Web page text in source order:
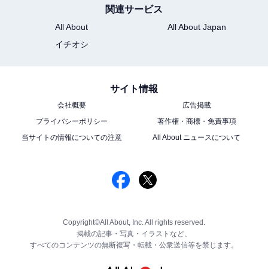
関連サービス
All About
All About Japan
イチオシ
サイト情報
会社概要
広告掲載
プライバシーポリシー
著作権・商標・免責事項
当サイトの情報についての注意
All About ニュースについて
Copyright©All About, Inc. All rights reserved.
掲載の記事・写真・イラストなど、
すべてのコンテンツの無断複写・転載・公衆送信等を禁じます。